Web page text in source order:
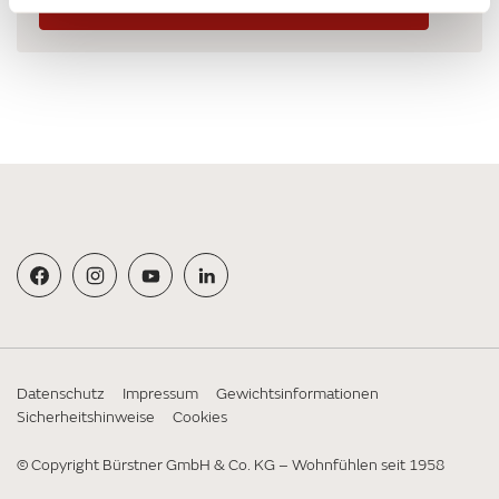
Datenschutz Impressum
Gewichtsinformationen
Sicherheitshinweise
Cookies
© Copyright Bürstner GmbH & Co. KG – Wohnfühlen seit 1958